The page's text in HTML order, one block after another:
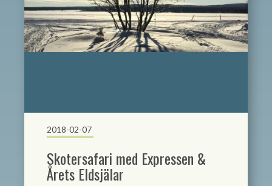
2018-02-07
Skotersafari med Expressen &
Årets Eldsjälar